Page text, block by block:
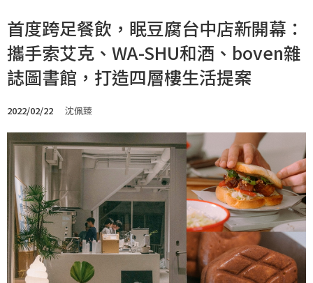
首度跨足餐飲，眠豆腐台中店新開幕：
攜手索艾克、WA-SHU和酒、boven雜
誌圖書館，打造四層樓生活提案
2022/02/22 沈佩臻